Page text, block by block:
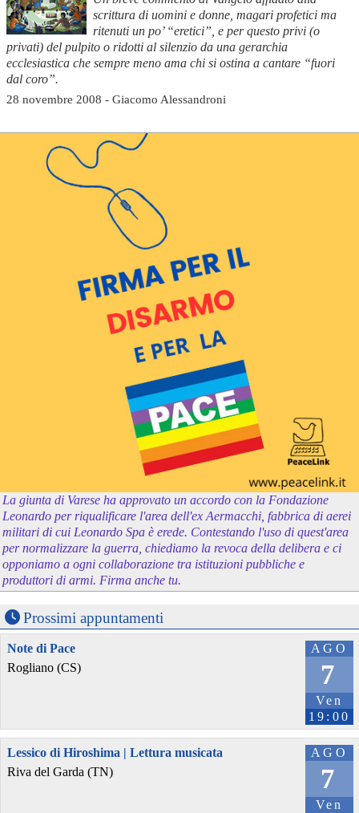
scrittura di uomini e donne, magari profetici ma
ritenuti un po’ “eretici”, e per questo privi (o
privati) del pulpito o ridotti al silenzio da una gerarchia
ecclesiastica che sempre meno ama chi si ostina a cantare “fuori
dal coro”.
28 novembre 2008 - Giacomo Alessandroni
La giunta di Varese ha approvato un accordo con la Fondazione
Leonardo per riqualificare l'area dell'ex Aermacchi, fabbrica di aerei
militari di cui Leonardo Spa è erede. Contestando l'uso di quest'area
per normalizzare la guerra, chiediamo la revoca della delibera e ci
opponiamo a ogni collaborazione tra istituzioni pubbliche e
produttori di armi. Firma anche tu.
Prossimi appuntamenti
AGO
7
Ven
19:00
Note di Pace
Rogliano (CS)
AGO
7
Ven
Lessico di Hiroshima | Lettura musicata
Riva del Garda (TN)